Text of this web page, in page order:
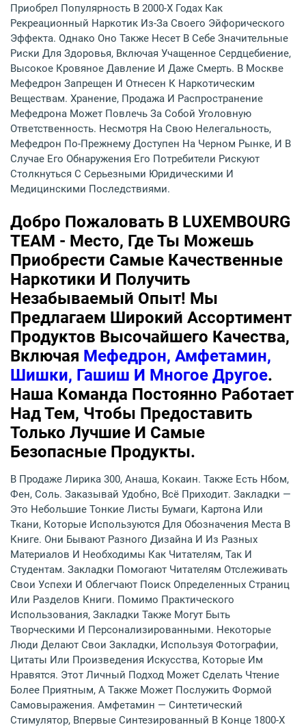
Приобрел Популярность В 2000-Х Годах Как
Рекреационный Наркотик Из-За Своего Эйфорического
Эффекта. Однако Оно Также Несет В Себе Значительные
Риски Для Здоровья, Включая Учащенное Сердцебиение,
Высокое Кровяное Давление И Даже Смерть. В Москве
Мефедрон Запрещен И Отнесен К Наркотическим
Веществам. Хранение, Продажа И Распространение
Мефедрона Может Повлечь За Собой Уголовную
Ответственность. Несмотря На Свою Нелегальность,
Мефедрон По-Прежнему Доступен На Черном Рынке, И В
Случае Его Обнаружения Его Потребители Рискуют
Столкнуться С Серьезными Юридическими И
Медицинскими Последствиями.
Добро Пожаловать В LUXEMBOURG
TEAM - Место, Где Ты Можешь
Приобрести Самые Качественные
Наркотики И Получить
Незабываемый Опыт! Мы
Предлагаем Широкий Ассортимент
Продуктов Высочайшего Качества,
Включая Мефедрон, Амфетамин,
Шишки, Гашиш И Многое Другое.
Наша Команда Постоянно Работает
Над Тем, Чтобы Предоставить
Только Лучшие И Самые
Безопасные Продукты.
В Продаже Лирика 300, Анаша, Кокаин. Также Есть Нбом,
Фен, Соль. Заказывай Удобно, Всё Приходит. Закладки —
Это Небольшие Тонкие Листы Бумаги, Картона Или
Ткани, Которые Используются Для Обозначения Места В
Книге. Они Бывают Разного Дизайна И Из Разных
Материалов И Необходимы Как Читателям, Так И
Студентам. Закладки Помогают Читателям Отслеживать
Свои Успехи И Облегчают Поиск Определенных Страниц
Или Разделов Книги. Помимо Практического
Использования, Закладки Также Могут Быть
Творческими И Персонализированными. Некоторые
Люди Делают Свои Закладки, Используя Фотографии,
Цитаты Или Произведения Искусства, Которые Им
Нравятся. Этот Личный Подход Может Сделать Чтение
Более Приятным, А Также Может Послужить Формой
Самовыражения. Амфетамин — Синтетический
Стимулятор, Впервые Синтезированный В Конце 1800-Х